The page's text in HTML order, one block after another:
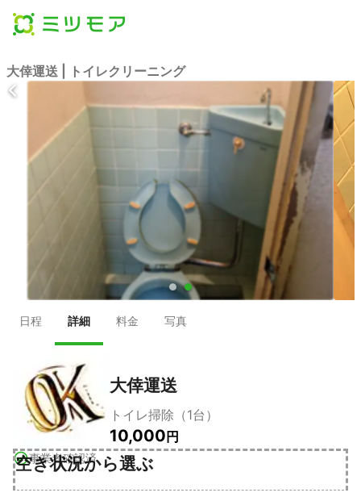
大倖運送 | トイレクリーニング
● ●
日程 詳細 料金 写真
事業者確認済
大倖運送
トイレ掃除（1台）
10,000円
空き状況から選ぶ